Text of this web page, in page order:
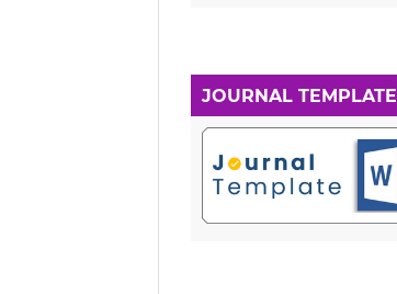
JOURNAL TEMPLATE